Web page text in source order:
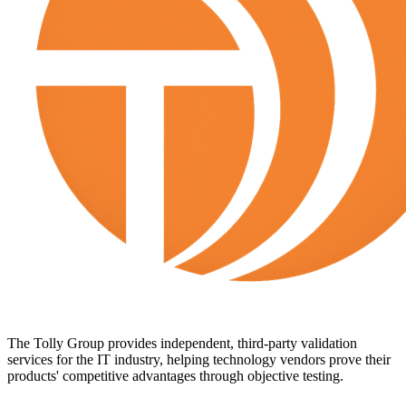
The Tolly Group provides independent, third-party validation
services for the IT industry, helping technology vendors prove their
products' competitive advantages through objective testing.